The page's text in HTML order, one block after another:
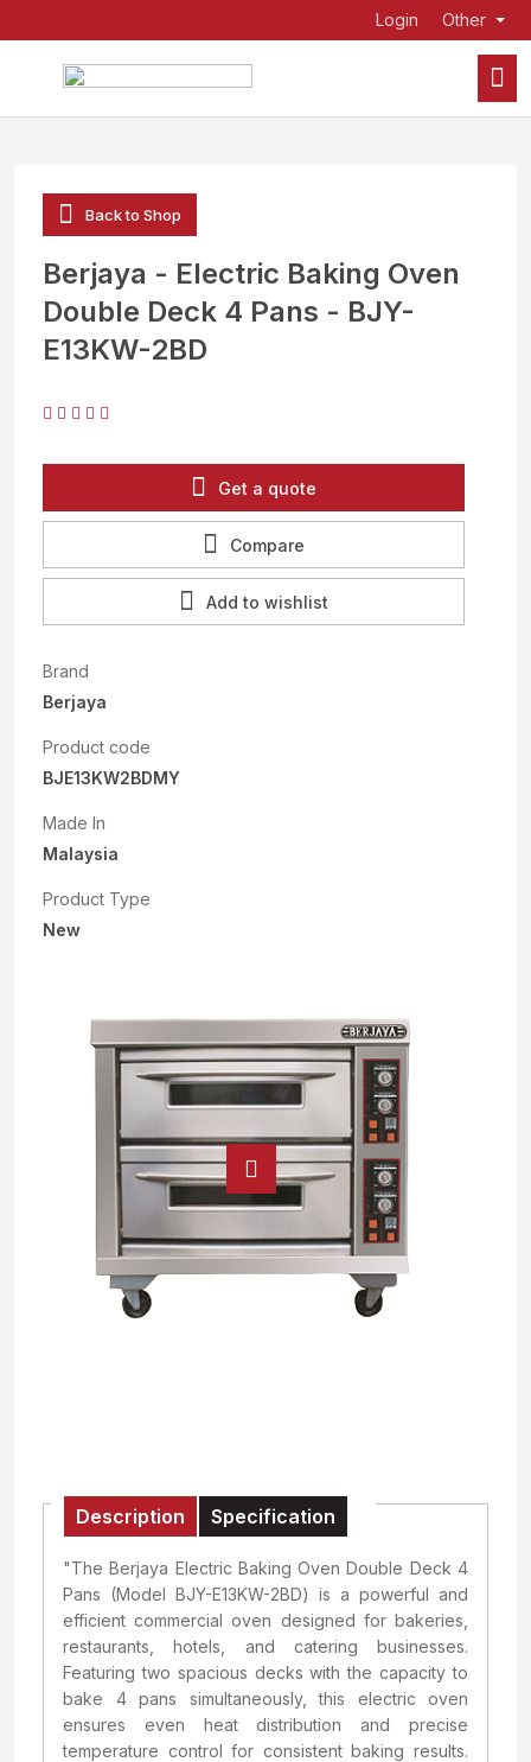
Login Other
Back to Shop
Berjaya - Electric Baking Oven
Double Deck 4 Pans - BJY-
E13KW-2BD
Get a quote
Compare
Add to wishlist
Brand
Berjaya
Product code
BJE13KW2BDMY
Made In
Malaysia
Product Type
New
Description Specification
"The Berjaya Electric Baking Oven Double Deck 4
Pans (Model BJY-E13KW-2BD) is a powerful and
efficient commercial oven designed for bakeries,
restaurants, hotels, and catering businesses.
Featuring two spacious decks with the capacity to
bake 4 pans simultaneously, this electric oven
ensures even heat distribution and precise
temperature control for consistent baking results.